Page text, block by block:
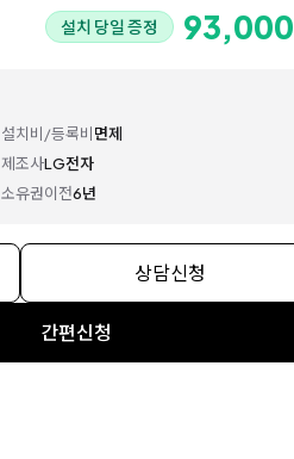
설치 당일 증정 93,000
설치비/등록비면제
제조사LG전자
소유권이전6년
상담신청
간편신청